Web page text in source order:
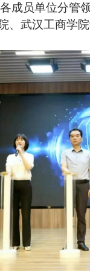
成员单位分管
、武汉工商学